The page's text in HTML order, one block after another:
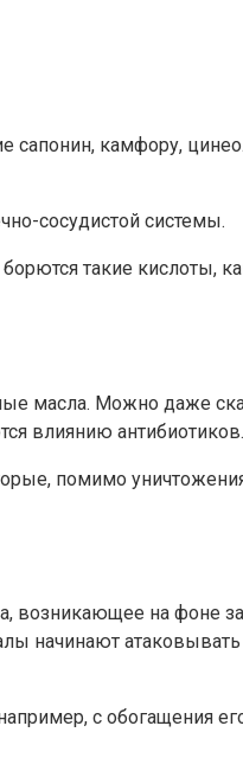
сапонин, камфору,
сосудистой системы.
такие кислоты,
масла. Можно даже
влиянию антибиотиков.
помимо
возникающее на фоне
начинают атаковывать
с обогащения